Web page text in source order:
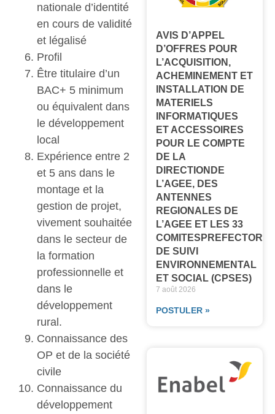
nationale d’identité
en cours de validité
et légalisé
Profil
Être titulaire d’un
BAC+ 5 minimum
ou équivalent dans
le développement
local
Expérience entre 2
et 5 ans dans le
montage et la
gestion de projet,
vivement souhaitée
dans le secteur de
la formation
professionnelle et
dans le
développement
rural.
Connaissance des
OP et de la société
civile
Connaissance du
développement
AVIS D’APPEL
D’OFFRES POUR
L’ACQUISITION,
ACHEMINEMENT ET
INSTALLATION DE
MATERIELS
INFORMATIQUES
ET ACCESSOIRES
POUR LE COMPTE
DE LA
DIRECTIONDE
L’AGEE, DES
ANTENNES
REGIONALES DE
L’AGEE ET LES 33
DE SUIVI
ENVIRONNEMENTAL
ET SOCIAL (CPSES)
7 août 2026
POSTULER »